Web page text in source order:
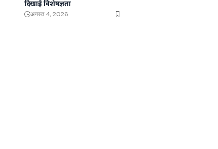
दिखाई विशेषज्ञता
अगस्त 4, 2026